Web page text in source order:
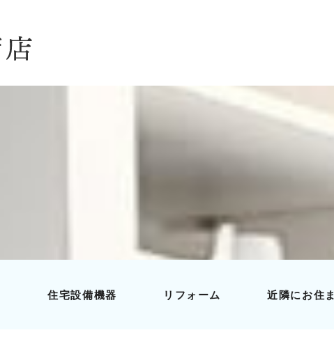
住宅設備機器 リフォーム 近隣にお住